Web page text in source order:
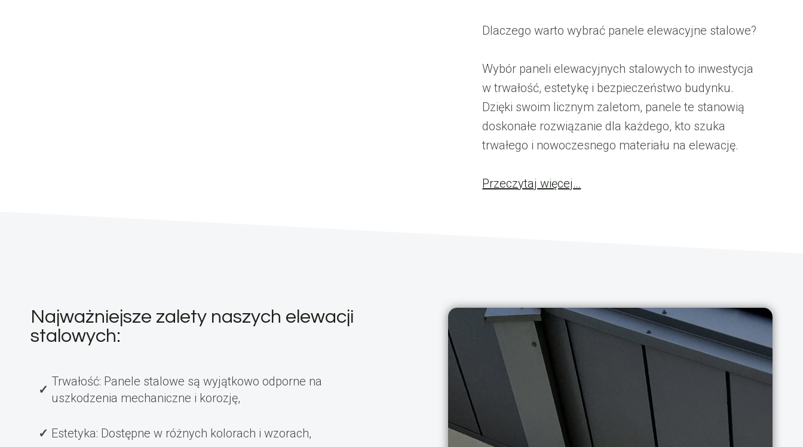
Dlaczego warto wybrać panele elewacyjne stalowe?
Wybór paneli elewacyjnych stalowych to inwestycja
w trwałość, estetykę i bezpieczeństwo budynku.
Dzięki swoim licznym zaletom, panele te stanowią
doskonałe rozwiązanie dla każdego, kto szuka
trwałego i nowoczesnego materiału na elewację.
Przeczytaj więcej…
Najważniejsze zalety naszych elewacji
stalowych:
Trwałość: Panele stalowe są wyjątkowo odporne na
uszkodzenia mechaniczne i korozję,
Estetyka: Dostępne w różnych kolorach i wzorach,